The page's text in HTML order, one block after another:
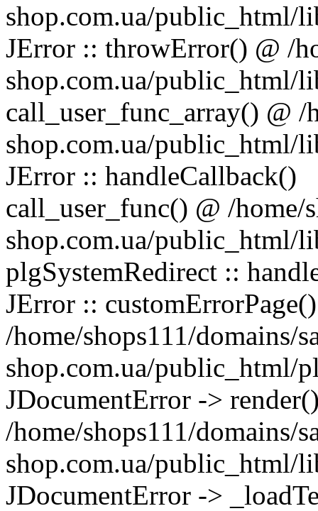
shop.com.ua/public_html/
JError :: throwError() @ /
shop.com.ua/public_html/
call_user_func_array() @ /
shop.com.ua/public_html/
JError :: handleCallback()
call_user_func() @ /home/
shop.com.ua/public_html/
plgSystemRedirect ::
JError ::
/home/shops111/domains/
shop.com.ua/public_html/
JDocumentError ->
/home/shops111/domains/
shop.com.ua/public_html/
JDocumentError ->